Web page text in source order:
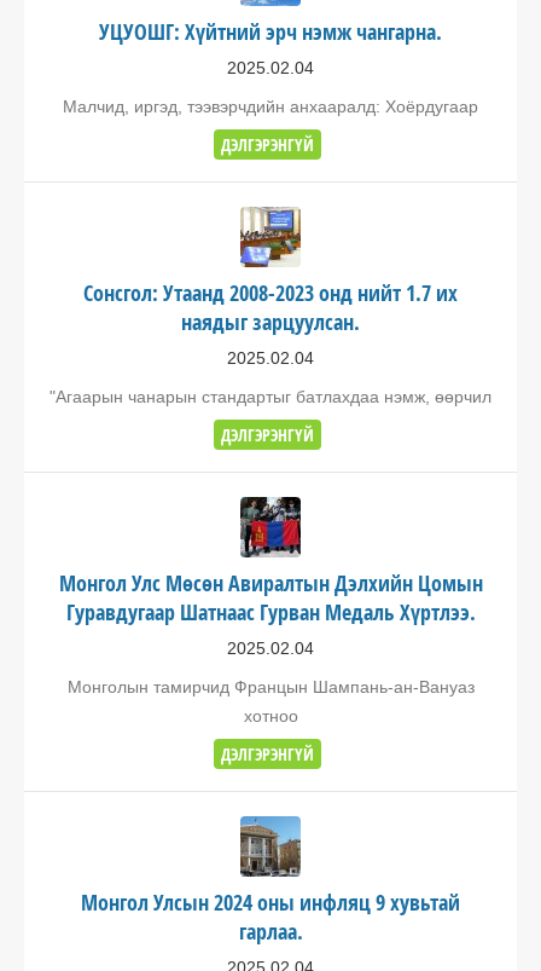
УЦУОШГ: Хүйтний эрч нэмж чангарна.
2025.02.04
Малчид, иргэд, тээвэрчдийн анхааралд: Хоёрдугаар
ДЭЛГЭРЭНГҮЙ
Сонсгол: Утаанд 2008-2023 онд нийт 1.7 их
наядыг зарцуулсан.
2025.02.04
"Агаарын чанарын стандартыг батлахдаа нэмж, өөрчил
ДЭЛГЭРЭНГҮЙ
Монгол Улс Мөсөн Авиралтын Дэлхийн Цомын
Гуравдугаар Шатнаас Гурван Медаль Хүртлээ.
2025.02.04
Монголын тамирчид Францын Шампань-ан-Вануаз
хотноо
ДЭЛГЭРЭНГҮЙ
Монгол Улсын 2024 оны инфляц 9 хувьтай
гарлаа.
2025.02.04